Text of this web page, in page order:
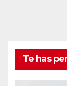
Te has